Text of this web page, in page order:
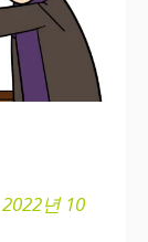
2022년 10